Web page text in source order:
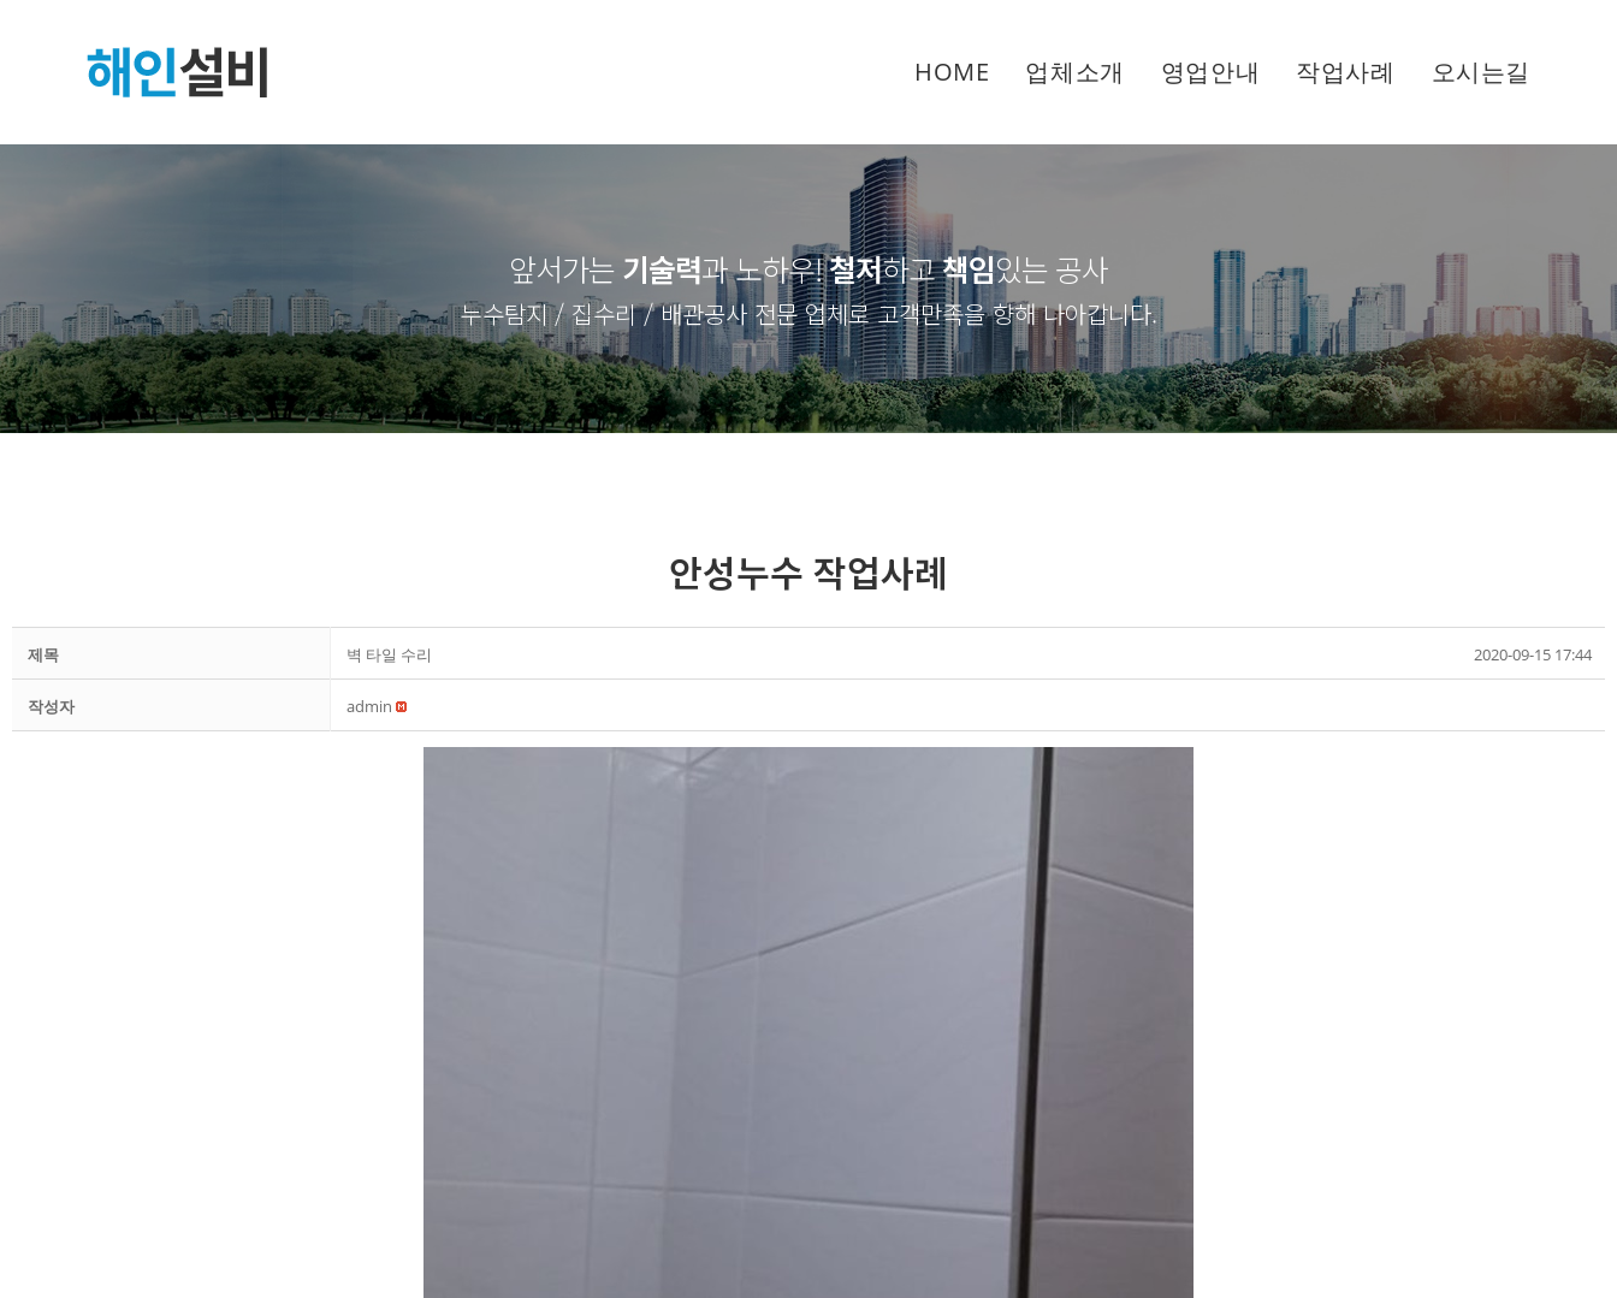
HOME 업체소개 영업안내 작업사례 오시는길
앞서가는기술력과 노하우!철저하고책임있는 공사
누수탐지 / 집수리 / 배관공사 전문 업체로 고객만족을 향해 나아갑니다.
안성누수 작업사례
제목 벽 타일 수리 2020-09-15 17:44
작성자 admin